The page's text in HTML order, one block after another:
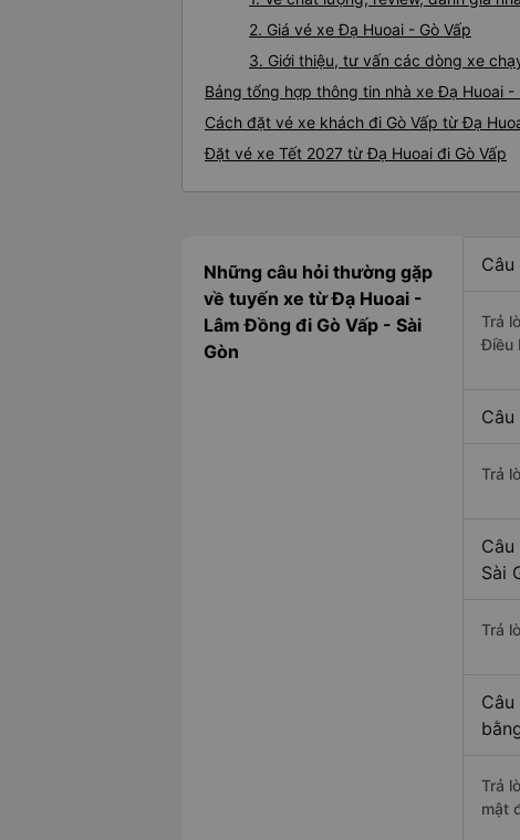
2. Giá vé xe Đạ Huoai - Gò Vấp
3. Giới thiệu, tư vấn các dòng xe
Bảng tổng hợp thông tin nhà xe Đạ Huoai -
Cách đặt vé xe khách đi Gò Vấp từ Đạ
Đặt vé xe Tết 2027 từ Đạ Huoai đi Gò Vấp
Những câu hỏi thường gặp
về tuyến xe từ Đạ Huoai -
Lâm Đồng đi Gò Vấp - Sài
Gòn
Trả
Điều
Trả
Sài
Trả
Trả
mật